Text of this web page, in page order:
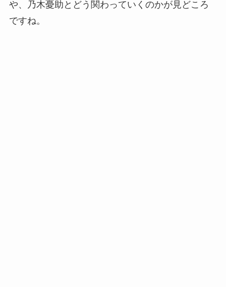
や、乃木憂助とどう関わっていくのかが見どころ
ですね。